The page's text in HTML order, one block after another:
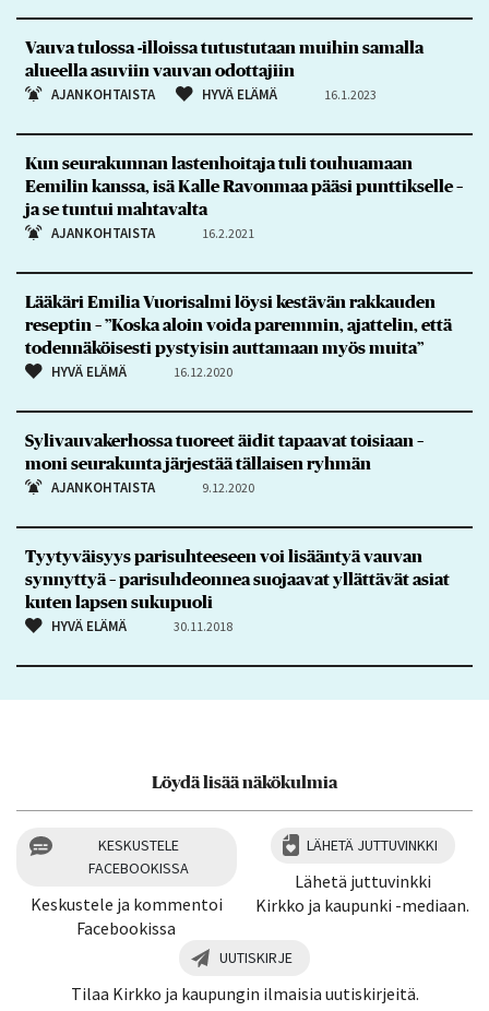
Vauva tulossa -illoissa tutustutaan muihin samalla
alueella asuviin vauvan odottajiin
AJANKOHTAISTA HYVÄ ELÄMÄ 16.1.2023
Kun seurakunnan lastenhoitaja tuli touhuamaan
Eemilin kanssa, isä Kalle Ravonmaa pääsi punttikselle –
ja se tuntui mahtavalta
AJANKOHTAISTA 16.2.2021
Lääkäri Emilia Vuorisalmi löysi kestävän rakkauden
reseptin – ”Koska aloin voida paremmin, ajattelin, että
todennäköisesti pystyisin auttamaan myös muita”
HYVÄ ELÄMÄ 16.12.2020
Sylivauvakerhossa tuoreet äidit tapaavat toisiaan –
moni seurakunta järjestää tällaisen ryhmän
AJANKOHTAISTA 9.12.2020
Tyytyväisyys parisuhteeseen voi lisääntyä vauvan
synnyttyä – parisuhdeonnea suojaavat yllättävät asiat
kuten lapsen sukupuoli
HYVÄ ELÄMÄ 30.11.2018
Löydä lisää näkökulmia
KESKUSTELE
FACEBOOKISSA
Keskustele ja kommentoi
Facebookissa
LÄHETÄ JUTTUVINKKI
Lähetä juttuvinkki
Kirkko ja kaupunki -mediaan.
UUTISKIRJE
Tilaa Kirkko ja kaupungin ilmaisia uutiskirjeitä.